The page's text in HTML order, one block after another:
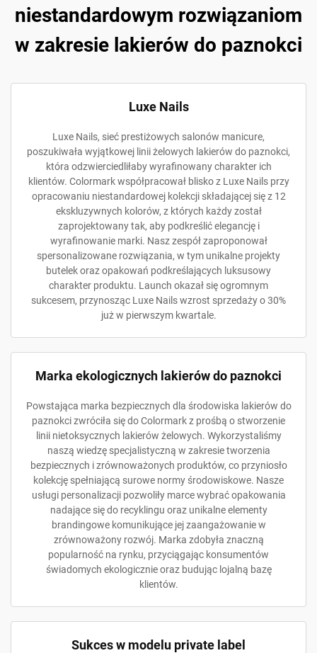
niestandardowym rozwiązaniom
w zakresie lakierów do paznokci
Luxe Nails
Luxe Nails, sieć prestiżowych salonów manicure,
poszukiwała wyjątkowej linii żelowych lakierów do paznokci,
która odzwierciedliłaby wyrafinowany charakter ich
klientów. Colormark współpracował blisko z Luxe Nails przy
opracowaniu niestandardowej kolekcji składającej się z 12
ekskluzywnych kolorów, z których każdy został
zaprojektowany tak, aby podkreślić elegancję i
wyrafinowanie marki. Nasz zespół zaproponował
spersonalizowane rozwiązania, w tym unikalne projekty
butelek oraz opakowań podkreślających luksusowy
charakter produktu. Launch okazał się ogromnym
sukcesem, przynosząc Luxe Nails wzrost sprzedaży o 30%
już w pierwszym kwartale.
Marka ekologicznych lakierów do paznokci
Powstająca marka bezpiecznych dla środowiska lakierów do
paznokci zwróciła się do Colormark z prośbą o stworzenie
linii nietoksycznych lakierów żelowych. Wykorzystaliśmy
naszą wiedzę specjalistyczną w zakresie tworzenia
bezpiecznych i zrównoważonych produktów, co przyniosło
kolekcję spełniającą surowe normy środowiskowe. Nasze
usługi personalizacji pozwoliły marce wybrać opakowania
nadające się do recyklingu oraz unikalne elementy
brandingowe komunikujące jej zaangażowanie w
zrównoważony rozwój. Marka zdobyła znaczną
popularność na rynku, przyciągając konsumentów
świadomych ekologicznie oraz budując lojalną bazę
klientów.
Sukces w modelu private label